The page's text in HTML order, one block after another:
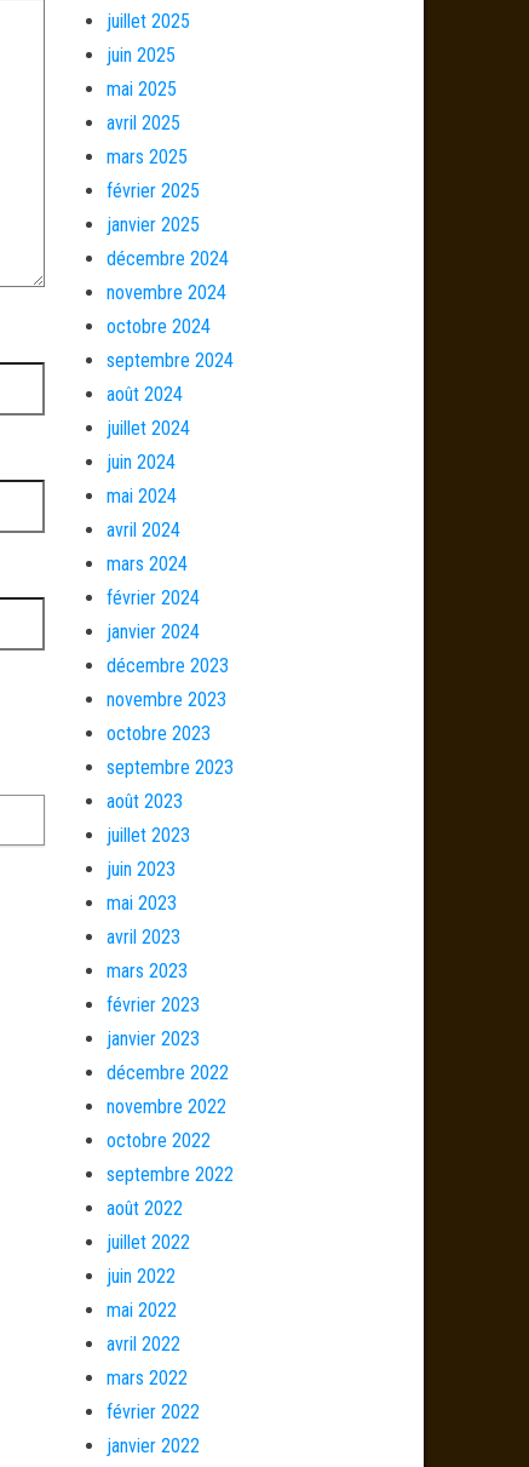
juillet 2025
juin 2025
mai 2025
avril 2025
mars 2025
février 2025
janvier 2025
décembre 2024
novembre 2024
octobre 2024
septembre 2024
août 2024
juillet 2024
juin 2024
mai 2024
avril 2024
mars 2024
février 2024
janvier 2024
décembre 2023
novembre 2023
octobre 2023
septembre 2023
août 2023
juillet 2023
juin 2023
mai 2023
avril 2023
mars 2023
février 2023
janvier 2023
décembre 2022
novembre 2022
octobre 2022
septembre 2022
août 2022
juillet 2022
juin 2022
mai 2022
avril 2022
mars 2022
février 2022
janvier 2022